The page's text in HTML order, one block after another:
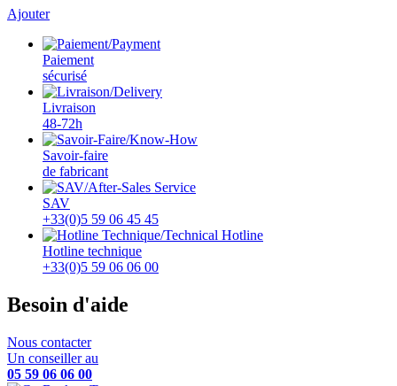
Ajouter
Paiement
sécurisé
Livraison
48-72h
Savoir-faire
de fabricant
SAV
+33(0)5 59 06 45 45
Hotline technique
+33(0)5 59 06 06 00
Besoin d'aide
Nous contacter
Un conseiller au
05 59 06 06 00